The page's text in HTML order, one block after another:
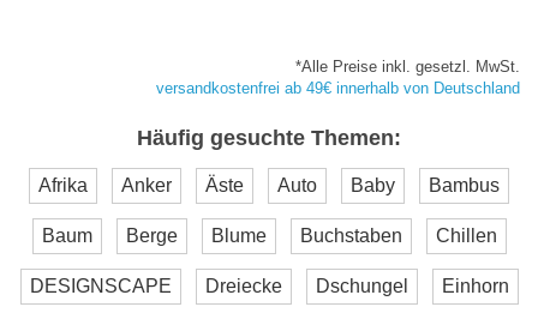
*Alle Preise inkl. gesetzl. MwSt.
versandkostenfrei ab 49€ innerhalb von Deutschland
Häufig gesuchte Themen:
Afrika Anker Äste Auto Baby Bambus
Baum Berge Blume Buchstaben Chillen
DESIGNSCAPE Dreiecke Dschungel Einhorn